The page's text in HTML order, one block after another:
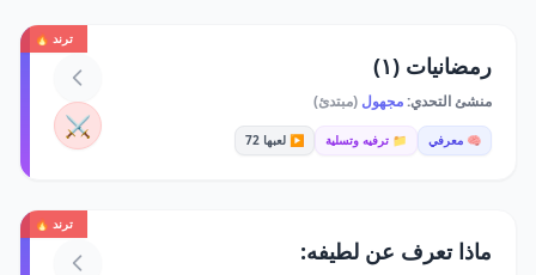
ترند 🔥
رمضانيات (١)
منشئ التحدي:مجهول (مبتدئ)
🧠 معرفي 📁 ترفيه وتسلية ▶️ لعبها 72 ⚔️
ترند 🔥
ماذا تعرف عن لطيفه: